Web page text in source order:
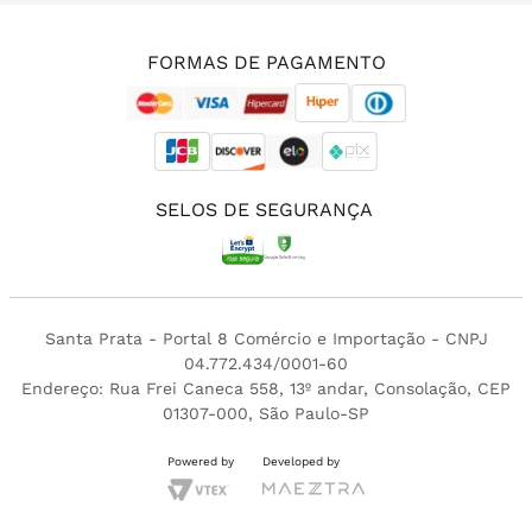
FORMAS DE PAGAMENTO
SELOS DE SEGURANÇA
Santa Prata - Portal 8 Comércio e Importação - CNPJ
04.772.434/0001-60
Endereço: Rua Frei Caneca 558, 13º andar, Consolação, CEP
01307-000, São Paulo-SP
Powered by Developed by